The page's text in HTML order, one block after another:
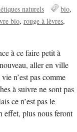
naturels
bio
bio rouge à lèvres
à ce faire petit à
aller en ville
n’est pas comme
à suivre ne sont pas
ce n’est pas le
effet, plus nous feront